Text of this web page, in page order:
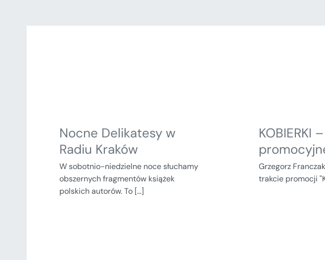
Nocne Delikatesy w
Radiu Kraków
W sobotnio-niedzielne noce słuchamy
obszernych fragmentów książek
polskich autorów. To [...]
KOBIERKI
Grzegorz
trakcie promocji